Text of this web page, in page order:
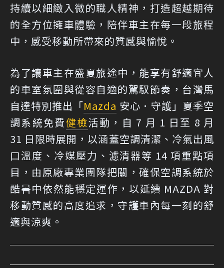
持續以細緻入微的職人精神，打造超越期待
的全方位擁車體驗，陪伴車主在每一段旅程
中，感受移動所帶來的質感與愉悅。
為了讓車主在盛夏旅途中，能享有舒適宜人
的車室氛圍與從容自適的駕馭節奏，台灣馬
自達特別推出「Mazda 安心．守護」夏季空
調系統免費健檢活動，自 7 月 1 日至 8 月
31 日限時展開，以涵蓋空調清潔、冷氣出風
口溫度、冷媒壓力、濾清器等 14 項重點項
目，由原廠專業團隊把關，確保空調系統於
酷暑中依然能穩定運作，以延續 MAZDA 對
移動質感的高度追求，守護車內每一刻的舒
適與涼爽。